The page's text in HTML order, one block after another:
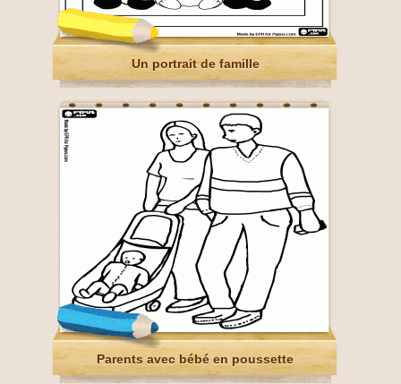
Un portrait de famille
Parents avec bébé en poussette